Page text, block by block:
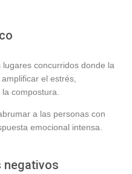
concurridos donde la
el estrés,
compostura.
a las personas con
emocional intensa.
negativos